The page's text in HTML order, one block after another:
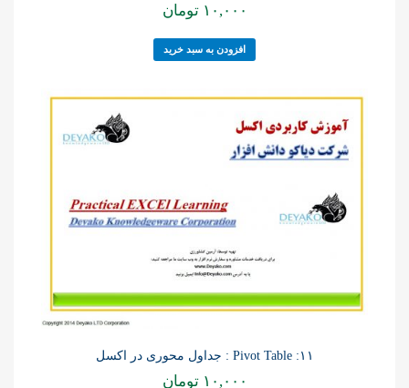
۱۰,۰۰۰ تومان
افزودن به سبد خرید
۱۱: Pivot Table : جداول محوری در اکسل
۱۰,۰۰۰ تومان